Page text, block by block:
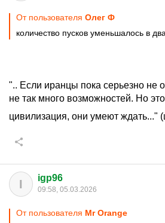
От пользователя Олег Ф
количество пусков уменьшалось в
".. Если иранцы пока серьезно не
не так много возможностей. Но
цивилизация, они умеют ждать..."
I igp96
09:58, 05.03.2026
От пользователя Мr Orange